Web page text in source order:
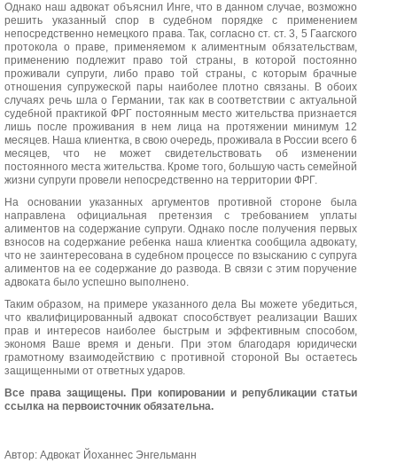
Однако наш адвокат объяснил Инге, что в данном случае, возможно
решить указанный спор в судебном порядке с применением
непосредственно немецкого права. Так, согласно ст. ст. 3, 5 Гаагского
протокола о праве, применяемом к алиментным обязательствам,
применению подлежит право той страны, в которой постоянно
проживали супруги, либо право той страны, с которым брачные
отношения супружеской пары наиболее плотно связаны. В обоих
случаях речь шла о Германии, так как в соответствии с актуальной
судебной практикой ФРГ постоянным место жительства признается
лишь после проживания в нем лица на протяжении минимум 12
месяцев. Наша клиентка, в свою очередь, проживала в России всего 6
месяцев, что не может свидетельствовать об изменении
постоянного места жительства. Кроме того, большую часть семейной
жизни супруги провели непосредственно на территории ФРГ.
На основании указанных аргументов противной стороне была
направлена официальная претензия с требованием уплаты
алиментов на содержание супруги. Однако после получения первых
взносов на содержание ребенка наша клиентка сообщила адвокату,
что не заинтересована в судебном процессе по взысканию с супруга
алиментов на ее содержание до развода. В связи с этим поручение
адвоката было успешно выполнено.
Таким образом, на примере указанного дела Вы можете убедиться,
что квалифицированный адвокат способствует реализации Ваших
прав и интересов наиболее быстрым и эффективным способом,
экономя Ваше время и деньги. При этом благодаря юридически
грамотному взаимодействию с противной стороной Вы остаетесь
защищенными от ответных ударов.
Все права защищены. При копировании и републикации статьи
ссылка на первоисточник обязательна.
Автор: Адвокат Йоханнес Энгельманн